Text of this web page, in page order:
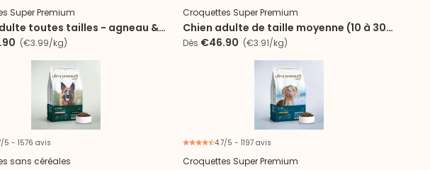
Super Premium
toutes tailles - agneau &
(€3.99/kg)
Croquettes Super Premium
Chien adulte de taille moyenne (10 à 30
kg)
Dès €46.90 (€3.91/kg)
5 - 1576 avis
sans céréales
4.7/5 - 1197 avis
Croquettes Super Premium